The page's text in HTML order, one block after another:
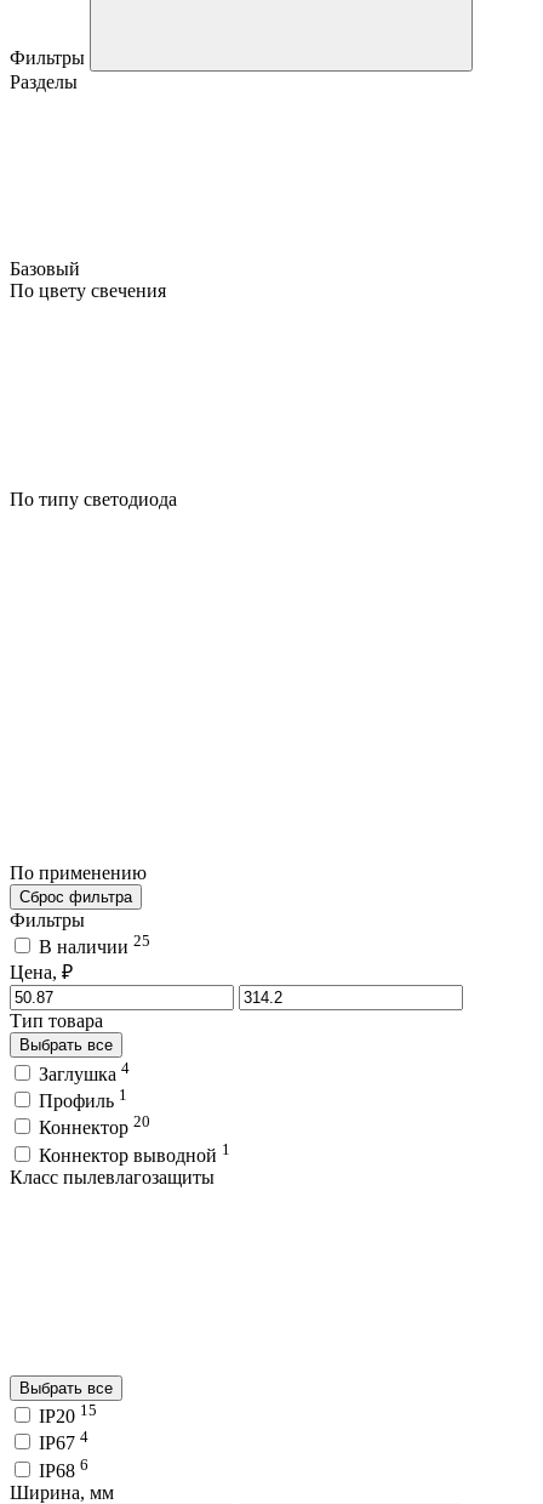
Фильтры
Разделы
Базовый
По цвету свечения
По типу светодиода
По применению
Сброс фильтра
Фильтры
В наличии 25
Цена, ₽
Тип товара
Выбрать все
Заглушка 4
Профиль 1
Коннектор 20
Коннектор выводной 1
Класс пылевлагозащиты
Выбрать все
IP20 15
IP67 4
IP68 6
Ширина, мм